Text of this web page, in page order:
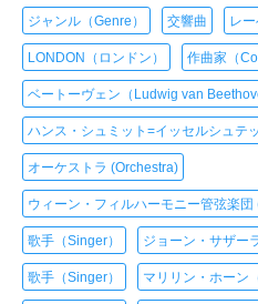
ジャンル（Genre） 交響曲 レー
LONDON（ロンドン） 作曲家（
ベートーヴェン（Ludwig van
ハンス・シュミット=イッセルシュテ
オーケストラ (Orchestra)
ウィーン・フィルハーモニー管弦楽
歌手（Singer） ジョーン・サザー
歌手（Singer） マリリン・ホーン